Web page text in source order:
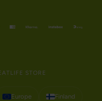
STORE
Europe Finland